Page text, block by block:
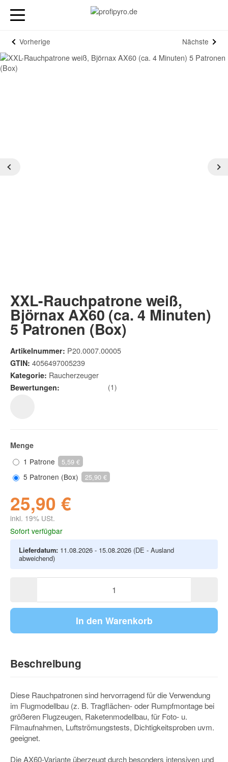
Vorherige Nächste
XXL-Rauchpatrone weiß,
Björnax AX60 (ca. 4 Minuten)
5 Patronen (Box)
Artikelnummer: P20.0007.00005
GTIN: 4056497005239
Kategorie: Raucherzeuger
Bewertungen: (1)
Menge
1 Patrone
5,59 €
5 Patronen (Box) 25,90 €
25,90 €
inkl. 19% USt.
Sofort verfügbar
Lieferdatum: 11.08.2026 - 15.08.2026 (DE - Ausland
abweichend)
In den Warenkorb
Beschreibung
Diese Rauchpatronen sind hervorragend für die Verwendung
im Flugmodellbau (z. B. Tragflächen- oder Rumpfmontage bei
größeren Flugzeugen, Raketenmodellbau, für Foto- u.
Filmaufnahmen, Luftströmungstests, Dichtigkeitsproben uvm.
geeignet.
Die AX60-Variante überzeugt durch besonders intensiven und